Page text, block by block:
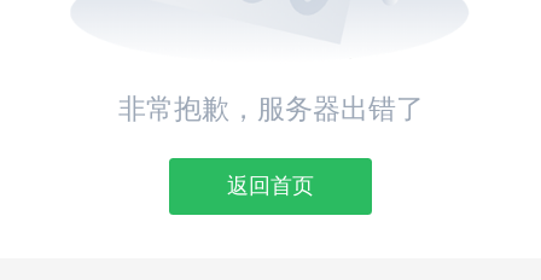
非常抱歉，服务器出错了
返回首页